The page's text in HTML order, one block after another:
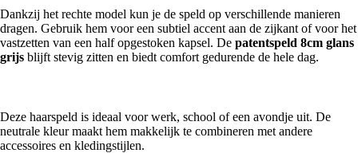
Dankzij het rechte model kun je de speld op verschillende manieren
dragen. Gebruik hem voor een subtiel accent aan de zijkant of voor het
vastzetten van een half opgestoken kapsel. De patentspeld 8cm glans
grijs blijft stevig zitten en biedt comfort gedurende de hele dag.
Deze haarspeld is ideaal voor werk, school of een avondje uit. De
neutrale kleur maakt hem makkelijk te combineren met andere
accessoires en kledingstijlen.